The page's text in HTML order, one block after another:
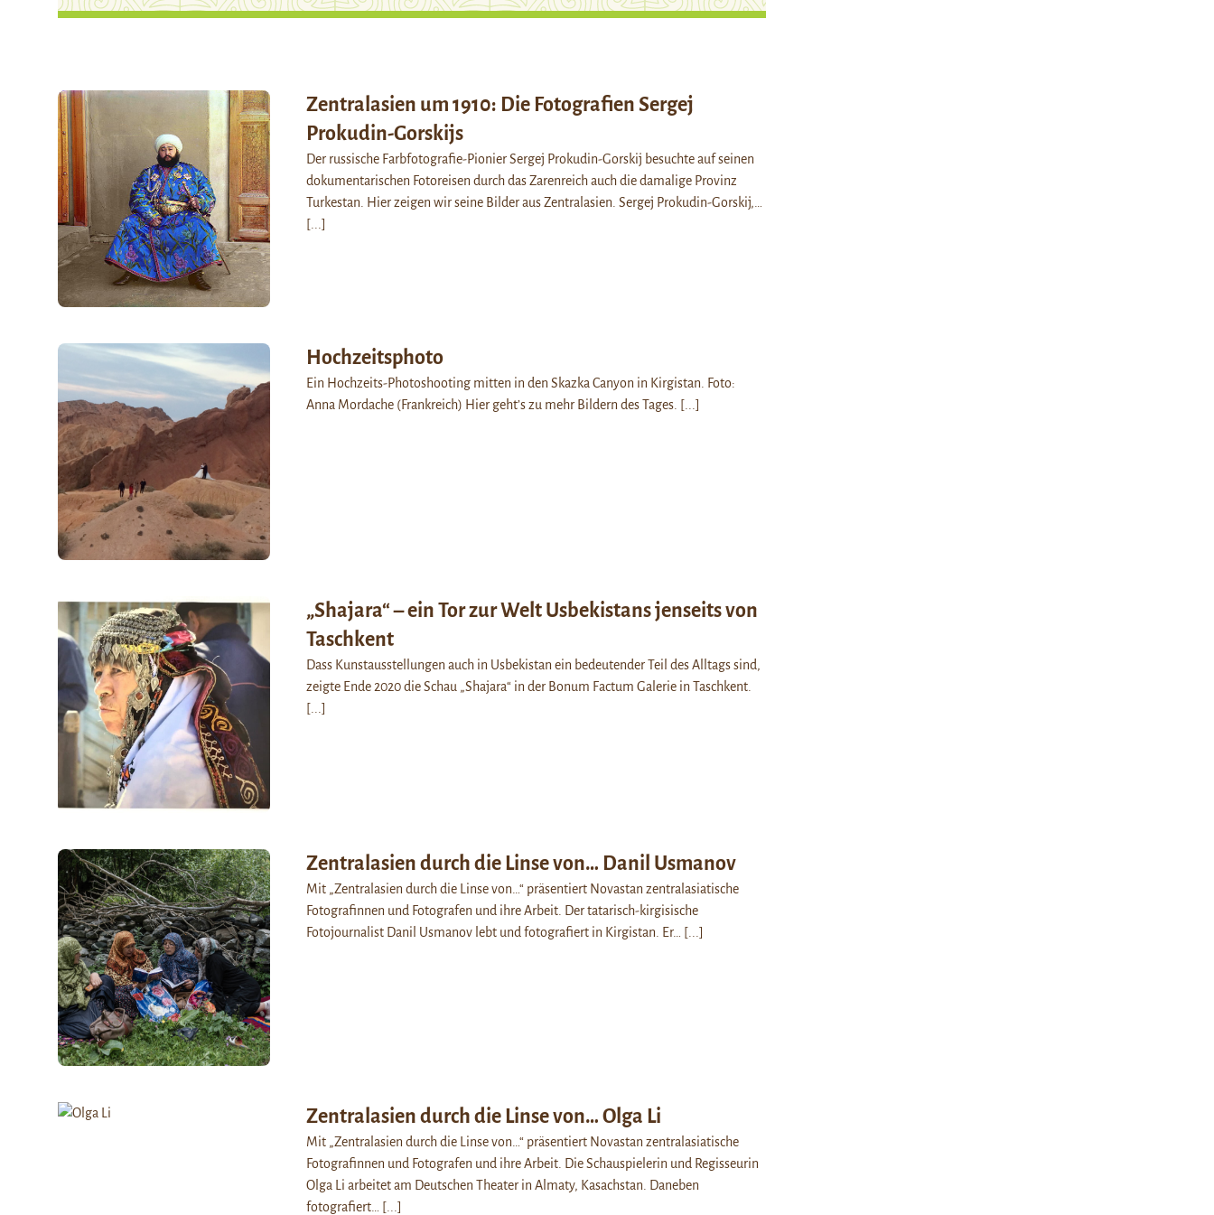
Zentralasien um 1910: Die Fotografien Sergej
Prokudin-Gorskijs
Der russische Farbfotografie-Pionier Sergej Prokudin-Gorskij besuchte auf seinen
dokumentarischen Fotoreisen durch das Zarenreich auch die damalige Provinz
Turkestan. Hier zeigen wir seine Bilder aus Zentralasien. Sergej Prokudin-Gorskij,…
[...]
Hochzeitsphoto
Ein Hochzeits-Photoshooting mitten in den Skazka Canyon in Kirgistan. Foto:
Anna Mordache (Frankreich) Hier geht’s zu mehr Bildern des Tages. [...]
„Shajara“ – ein Tor zur Welt Usbekistans jenseits von
Taschkent
Dass Kunstausstellungen auch in Usbekistan ein bedeutender Teil des Alltags sind,
zeigte Ende 2020 die Schau „Shajara“ in der Bonum Factum Galerie in Taschkent.
[...]
Zentralasien durch die Linse von… Danil Usmanov
Mit „Zentralasien durch die Linse von…“ präsentiert Novastan zentralasiatische
Fotografinnen und Fotografen und ihre Arbeit. Der tatarisch-kirgisische
Fotojournalist Danil Usmanov lebt und fotografiert in Kirgistan. Er…
[...]
Zentralasien durch die Linse von… Olga Li
Mit „Zentralasien durch die Linse von…“ präsentiert Novastan zentralasiatische
Fotografinnen und Fotografen und ihre Arbeit. Die Schauspielerin und Regisseurin
Olga Li arbeitet am Deutschen Theater in Almaty, Kasachstan. Daneben
fotografiert…
[...]